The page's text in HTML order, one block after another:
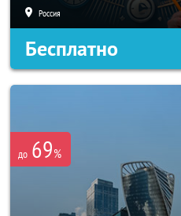
Россия
Бесплатно
до 69%